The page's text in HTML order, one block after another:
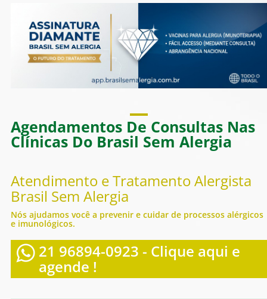
Agendamentos De Consultas Nas
Clínicas Do Brasil Sem Alergia
Atendimento e Tratamento Alergista
Brasil Sem Alergia
Nós ajudamos você a prevenir e cuidar de processos alérgicos
e imunológicos.
21 96894-0923 - Clique aqui e
agende !